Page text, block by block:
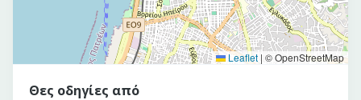
Leaflet | © OpenStreetMap
Θες οδηγίες από